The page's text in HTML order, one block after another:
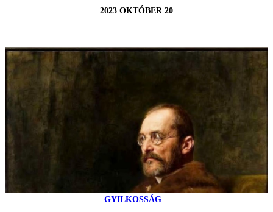
2023 OKTÓBER 20
GYILKOSSÁG